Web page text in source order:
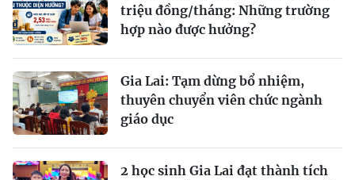
triệu đồng/tháng: Những trường
hợp nào được hưởng?
Gia Lai: Tạm dừng bổ nhiệm,
thuyên chuyển viên chức ngành
giáo dục
2 học sinh Gia Lai đạt thành tích